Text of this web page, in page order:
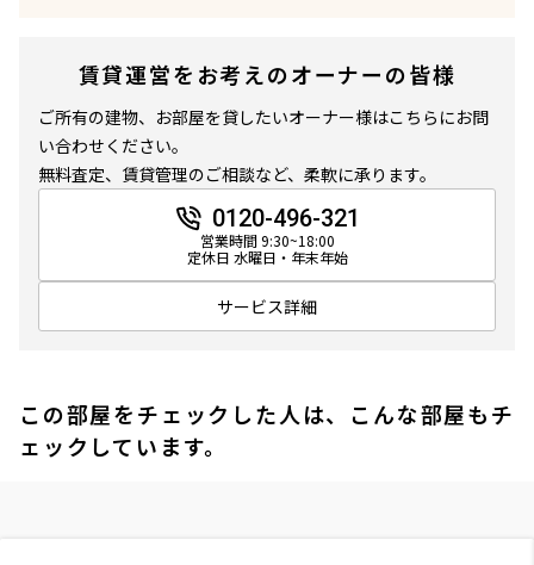
賃貸運営をお考えのオーナーの皆様
ご所有の建物、お部屋を貸したいオーナー様はこちらにお問
い合わせください。
無料査定、賃貸管理のご相談など、柔軟に承ります。
0120-496-321
営業時間 9:30~18:00
定休日 水曜日・年末年始
サービス詳細
この部屋をチェックした人は、こんな部屋もチ
ェックしています。